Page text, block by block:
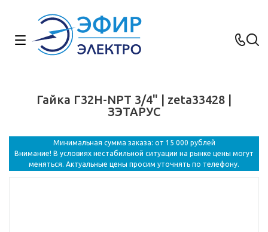
Гайка Г32Н-NPT 3/4" | zeta33428 |
ЗЭТАРУС
Минимальная сумма заказа: от 15 000 рублей
Внимание! В условиях нестабильной ситуации на рынке цены могут
меняться. Актуальные цены просим уточнять по телефону.